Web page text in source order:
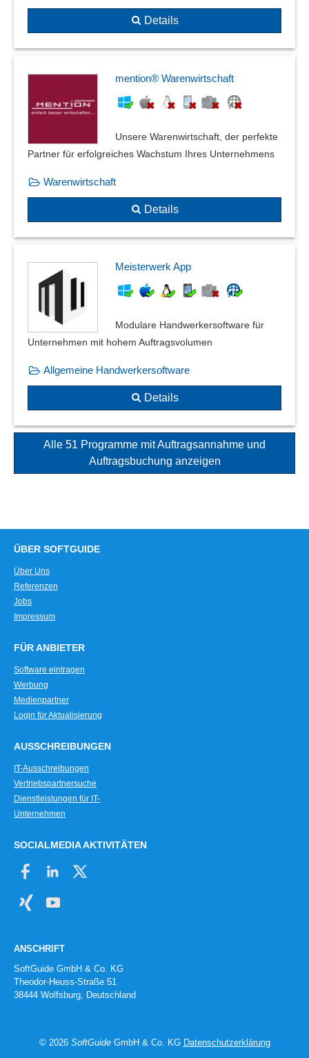
Details
mention® Warenwirtschaft
Unsere Warenwirtschaft, der perfekte
Partner für erfolgreiches Wachstum Ihres Unternehmens
Warenwirtschaft
Details
Meisterwerk App
Modulare Handwerkersoftware für
Unternehmen mit hohem Auftragsvolumen
Allgemeine Handwerkersoftware
Details
Alle 51 Programme mit Auftragsannahme und
Auftragsbuchung anzeigen
ÜBER SOFTGUIDE
Über Uns
Referenzen
Jobs
Impressum
FÜR ANBIETER
Software eintragen
Werbung
Medienpartner
Login für Aktualisierung
AUSSCHREIBUNGEN
IT-Ausschreibungen
Vertriebspartnersuche
Dienstleistungen für IT-
Unternehmen
SOCIALMEDIA AKTIVITÄTEN
ANSCHRIFT
SoftGuide GmbH & Co. KG
Theodor-Heuss-Straße 51
38444 Wolfsburg, Deutschland
© 2026 SoftGuideGmbH & Co. KG Datenschutzerklärung